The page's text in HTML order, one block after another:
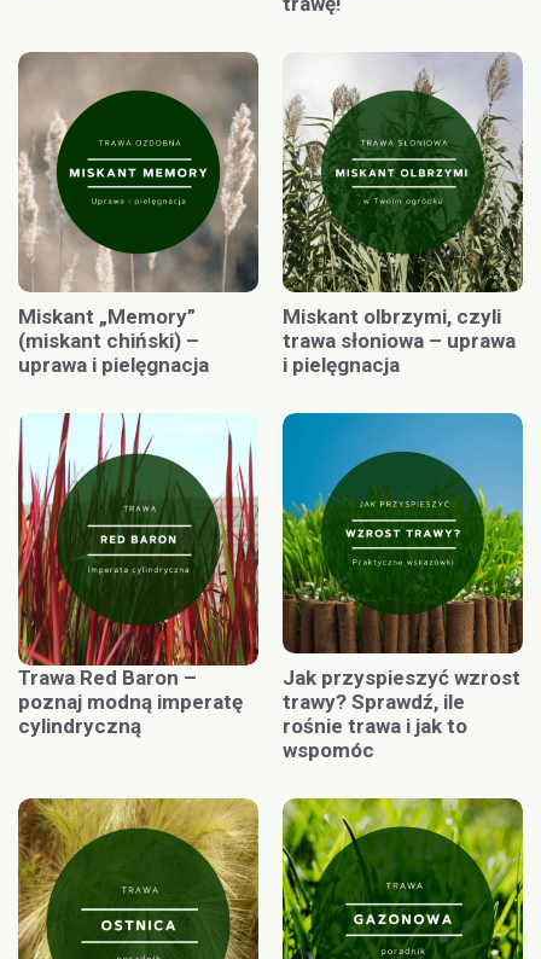
Miskant „Memory”
(miskant chiński) –
uprawa i pielęgnacja
Miskant olbrzymi, czyli
trawa słoniowa – uprawa
i pielęgnacja
Trawa Red Baron –
poznaj modną imperatę
cylindryczną
Jak przyspieszyć wzrost
trawy? Sprawdź, ile
rośnie trawa i jak to
wspomóc